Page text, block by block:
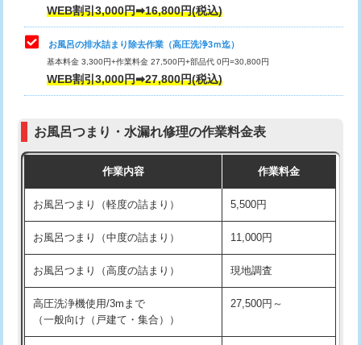
小便器トイレ脱着
その他部品の脱着 8,800円～
交換・取付（タンク）
交換・取付（普通便座） 11,000円+材料費
交換・取付（温水洗浄便座） 16,500円+材料費
交換・取付(単水栓（壁付・デッキ
式）)
13,200円+材料費
交換・取付(混合水栓（壁付・デッキ
式・ワンホール）)
16,500円+材料費
交換・取付(排水栓・排水トラップ
（P/S/ポップアップ））
22,000円+材料費
WEB割引3,000円➡16,800円(税込)
お風呂の排水詰まり除去作業（高圧洗浄3ｍ迄）
基本料金 3,300円+作業料金 27,500円+部品代 0円=30,800円
WEB割引3,000円➡27,800円(税込)
お風呂つまり・水漏れ修理の作業料金表
作業内容 作業料金
お風呂つまり（軽度の詰まり） 5,500円
お風呂つまり（中度の詰まり） 11,000円
お風呂つまり（高度の詰まり） 現地調査
高圧洗浄機使用/3mまで
（一般向け（戸建て・集合））
27,500円～